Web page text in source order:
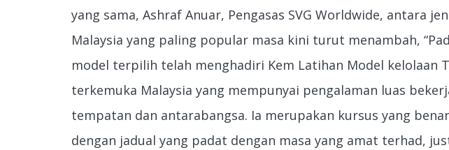
yang sama, Ashraf Anuar, Pengasas SVG Worldwide, antara
Malaysia yang paling popular masa kini turut menambah,
model terpilih telah menghadiri Kem Latihan Model kelolaan
terkemuka Malaysia yang mempunyai pengalaman luas
tempatan dan antarabangsa. Ia merupakan kursus yang
dengan jadual yang padat dengan masa yang amat terhad,